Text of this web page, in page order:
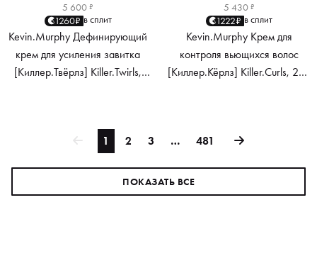
5 600 ₽
1260₽ в сплит
Kevin.Murphy Дефинирующий
крем для усиления завитка
[Киллер.Твёрлз] Killer.Twirls,
5 430 ₽
1222₽ в сплит
Kevin.Murphy Крем для
контроля вьющихся волос
[Киллер.Кёрлз] Killer.Curls, 200
1 2 3 … 481
ПОКАЗАТЬ ВСЕ